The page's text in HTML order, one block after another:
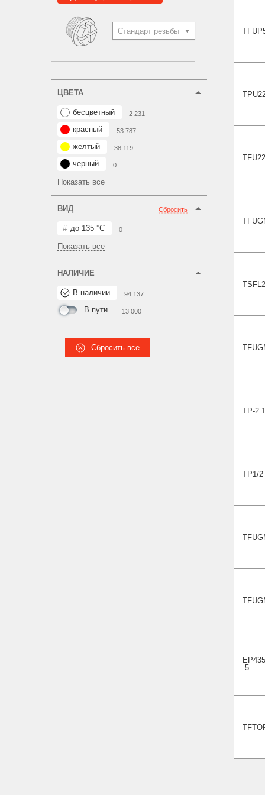
Стандарт резьбы
ЦВЕТА
бесцветный 2 231
красный 53 787
желтый 38 119
черный 0
Показать все
ВИД Сбросить
до 135 °С 0
Показать все
НАЛИЧИЕ
В наличии 94 137
В пути 13 000
Сбросить все
TSFL
TP-2 1
TP1/2
.5